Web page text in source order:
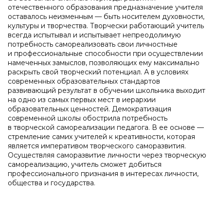
отечественного образования предназначение учителя
оставалось неизменным — быть носителем духовности,
культуры и творчества. Творчески работающий учитель
всегда испытывал и испытывает непреодолимую
потребность самореализовать свои личностные
и профессиональные способности при осуществлении
намеченных замыслов, позволяющих ему максимально
раскрыть свой творческий потенциал. А в условиях
современных образовательных стандартов
развивающий результат в обучении школьника выходит
на одно из самых первых мест в иерархии
образовательных ценностей. Демократизация
современной школы обострила потребность
в творческой самореализации педагога. В ее основе —
стремление самих учителей к креативности, которая
является императивом творческого саморазвития.
Осуществляя саморазвитие личности через творческую
самореализацию, учитель сможет добиться
профессионального признания в интересах личности,
общества и государства.